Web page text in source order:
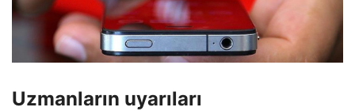
Uzmanların uyarıları